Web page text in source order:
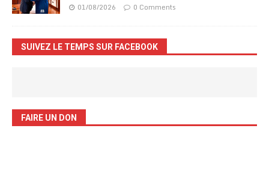
01/08/2026 0 Comments
SUIVEZ LE TEMPS SUR FACEBOOK
FAIRE UN DON